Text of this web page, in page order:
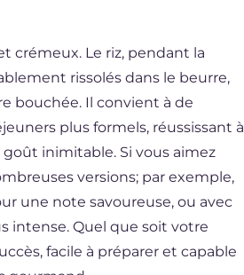
crémeux. Le riz, pendant la
rissolés dans le beurre,
bouchée. Il convient à de
plus formels, réussissant à
inimitable. Si vous aimez
versions; par exemple,
une note savoureuse, ou avec
intense. Quel que soit votre
facile à préparer et capable